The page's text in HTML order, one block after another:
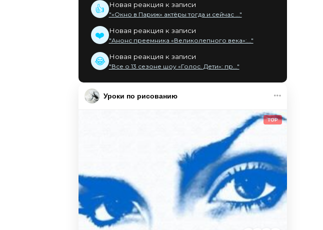
👍 Новая реакция к записи
"«Окно в Париж» актёры тогда и сейчас ..."
❤️ Новая реакция к записи
"Анонс преемника «Великолепного века»:..."
😂 Новая реакция к записи
"Все о 13 сезоне шоу «Голос. Дети»: пр..."
Уроки по рисованию
TOP